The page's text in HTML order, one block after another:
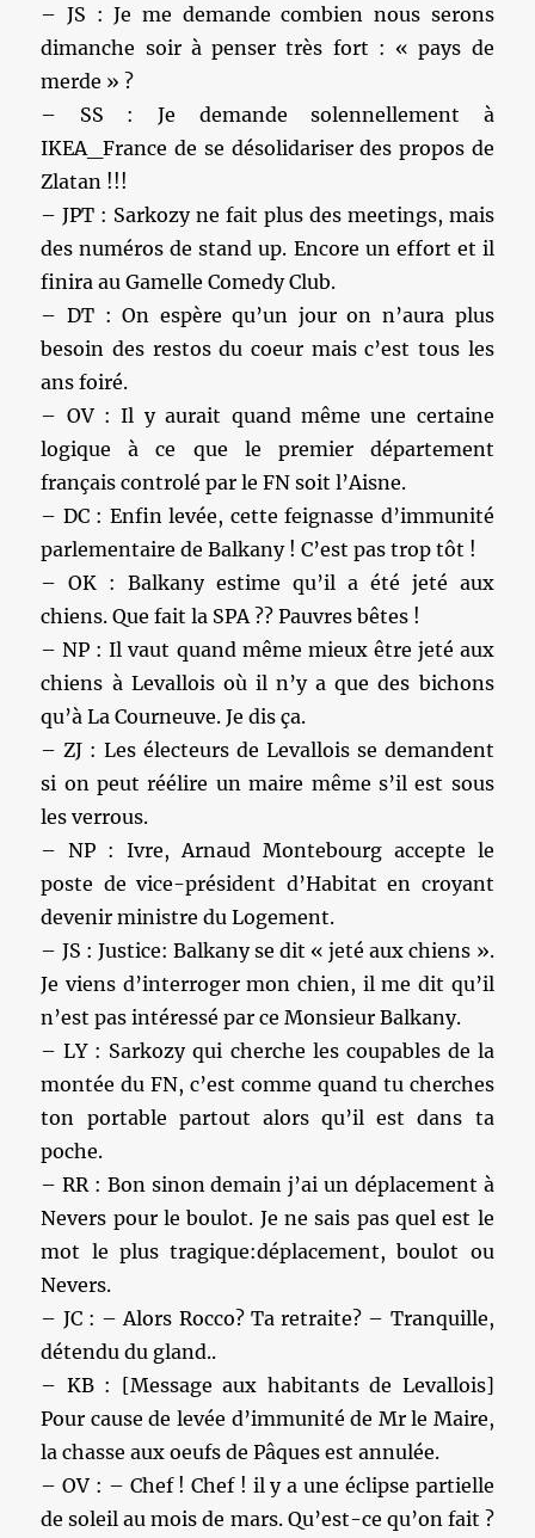
– JS : Je me demande combien nous serons
dimanche soir à penser très fort : « pays de
merde » ?
– SS : Je demande solennellement à
IKEA_France de se désolidariser des propos de
Zlatan !!!
– JPT : Sarkozy ne fait plus des meetings, mais
des numéros de stand up. Encore un effort et il
finira au Gamelle Comedy Club.
– DT : On espère qu’un jour on n’aura plus
besoin des restos du coeur mais c’est tous les
ans foiré.
– OV : Il y aurait quand même une certaine
logique à ce que le premier département
français controlé par le FN soit l’Aisne.
– DC : Enfin levée, cette feignasse d’immunité
parlementaire de Balkany ! C’est pas trop tôt !
– OK : Balkany estime qu’il a été jeté aux
chiens. Que fait la SPA ?? Pauvres bêtes !
– NP : Il vaut quand même mieux être jeté aux
chiens à Levallois où il n’y a que des bichons
qu’à La Courneuve. Je dis ça.
– ZJ : Les électeurs de Levallois se demandent
si on peut réélire un maire même s’il est sous
les verrous.
– NP : Ivre, Arnaud Montebourg accepte le
poste de vice-président d’Habitat en croyant
devenir ministre du Logement.
– JS : Justice: Balkany se dit « jeté aux chiens ».
Je viens d’interroger mon chien, il me dit qu’il
n’est pas intéressé par ce Monsieur Balkany.
– LY : Sarkozy qui cherche les coupables de la
montée du FN, c’est comme quand tu cherches
ton portable partout alors qu’il est dans ta
poche.
– RR : Bon sinon demain j’ai un déplacement à
Nevers pour le boulot. Je ne sais pas quel est le
mot le plus tragique:déplacement, boulot ou
Nevers.
– JC : – Alors Rocco? Ta retraite? – Tranquille,
détendu du gland..
– KB : [Message aux habitants de Levallois]
Pour cause de levée d’immunité de Mr le Maire,
la chasse aux oeufs de Pâques est annulée.
– OV : – Chef ! Chef ! il y a une éclipse partielle
de soleil au mois de mars. Qu’est-ce qu’on fait ?